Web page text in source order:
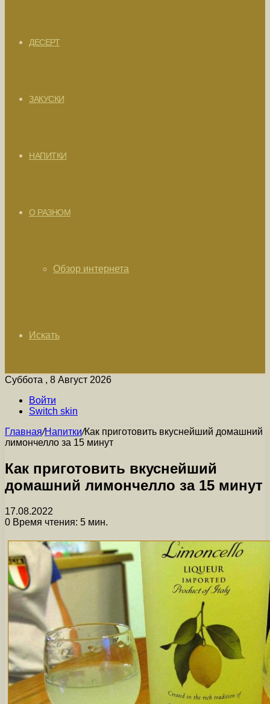
ДЕСЕРТ
ЗАКУСКИ
НАПИТКИ
О РАЗНОМ
Обзор интернета
Искать
Суббота , 8 Август 2026
Войти
Switch skin
Главная/Напитки/Как приготовить вкуснейший домашний
лимончелло за 15 минут
Как приготовить вкуснейший
домашний лимончелло за 15 минут
17.08.2022
0 Время чтения: 5 мин.